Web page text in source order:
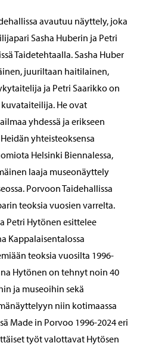
avautuu näyttely, joka
Sasha Huberin ja Petri
Taidetehtaalla. Sasha Huber
juuriltaan haitilainen,
ja Petri Saarikko on
He ovat
yhdessä ja erikseen
yhteisteoksensa
Helsinki Biennalessa,
laaja museonäyttely
Porvoon Taidehallissa
teoksia vuosien varrelta.
Petri Hytönen esittelee
Kappalaisentalossa
teoksia vuosilta 1996-
Hytönen on tehnyt noin 40
ja museoihin sekä
niin kotimaassa
Made in Porvoo 1996-2024 eri
työt valottavat Hytösen